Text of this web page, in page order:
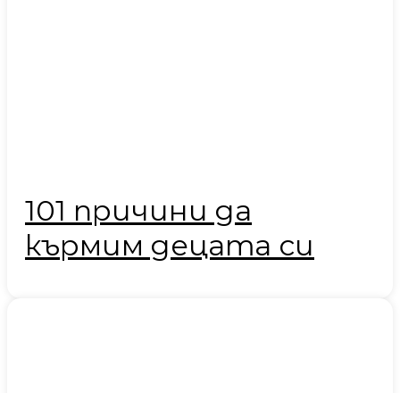
101 причини да
кърмим децата си